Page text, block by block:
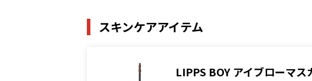
スキンケアアイテム
LIPPS BOY アイブローマス